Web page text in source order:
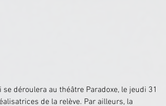
déroulera au théâtre Paradoxe, le jeudi 31
de la relève. Par ailleurs, la